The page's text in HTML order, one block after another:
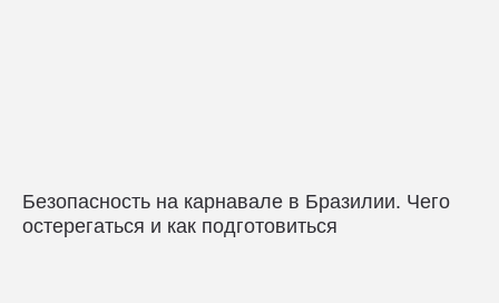
Безопасность на карнавале в Бразилии. Чего
остерегаться и как подготовиться